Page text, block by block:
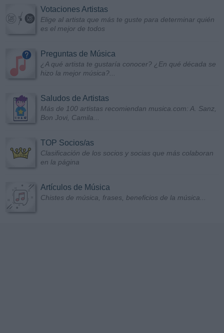
Votaciones Artistas
Elige al artista que más te guste para determinar quién
es el mejor de todos
Preguntas de Música
¿A qué artista te gustaría conocer? ¿En qué década se
hizo la mejor música?...
Saludos de Artistas
Más de 100 artistas recomiendan musica.com: A. Sanz,
Bon Jovi, Camila...
TOP Socios/as
Clasificación de los socios y socias que más colaboran
en la página
Artículos de Música
Chistes de música, frases, beneficios de la música...